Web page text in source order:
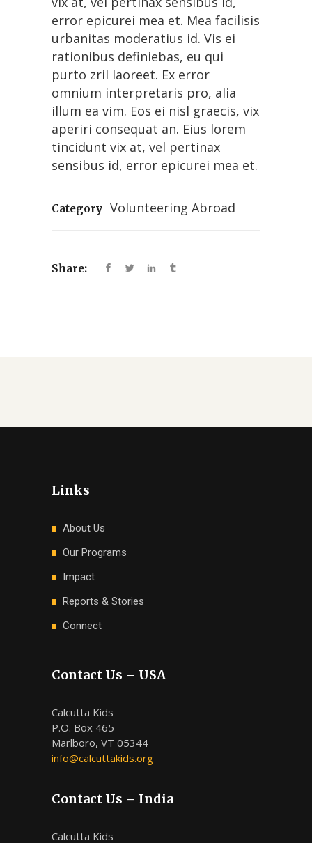
error epicurei mea et. Mea facilisis
urbanitas moderatius id. Vis ei
rationibus definiebas, eu qui
purto zril laoreet. Ex error
omnium interpretaris pro, alia
illum ea vim. Eos ei nisl graecis, vix
aperiri consequat an. Eius lorem
tincidunt vix at, vel pertinax
sensibus id, error epicurei mea et.
Category Volunteering Abroad
Share:
Links
About Us
Our Programs
Impact
Reports & Stories
Connect
Contact Us – USA
Calcutta Kids
P.O. Box 465
Marlboro, VT 05344
info@calcuttakids.org
Contact Us – India
Calcutta Kids